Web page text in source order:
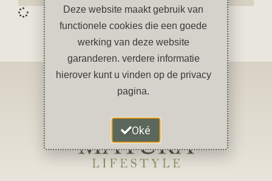
Deze website maakt gebruik van
functionele cookies die een goede
werking van deze website
garanderen. verdere informatie
hierover kunt u vinden op de privacy
pagina.
Oké